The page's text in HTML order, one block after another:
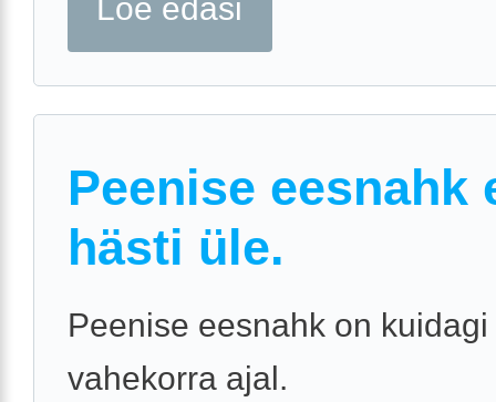
Loe edasi
Peenise eesnahk
hästi üle.
Peenise eesnahk on
vahekorra ajal.